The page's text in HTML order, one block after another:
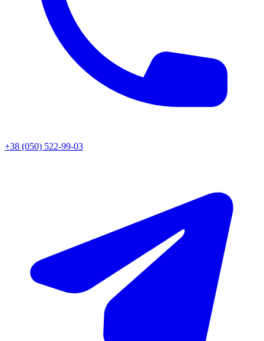
+38 (050) 522-99-03